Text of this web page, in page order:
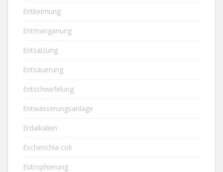
Entkeimung
Entmanganung
Entsalzung
Entsäuerung
Entschwefelung
Entwässerungsanlage
Erdalkalien
Escherichia coli
Eutrophierung